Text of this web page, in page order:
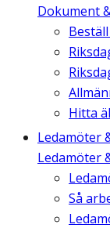
Dokument
Hitta
Ledamöter
Ledamöter
Så